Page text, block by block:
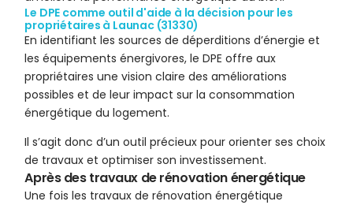
Le DPE comme outil d'aide à la décision pour les
propriétaires à Launac (31330)
En identifiant les sources de déperditions d’énergie et
les équipements énergivores, le DPE offre aux
propriétaires une vision claire des améliorations
possibles et de leur impact sur la consommation
énergétique du logement.
Il s’agit donc d’un outil précieux pour orienter ses choix
de travaux et optimiser son investissement.
Après des travaux de rénovation énergétique
Une fois les travaux de rénovation énergétique